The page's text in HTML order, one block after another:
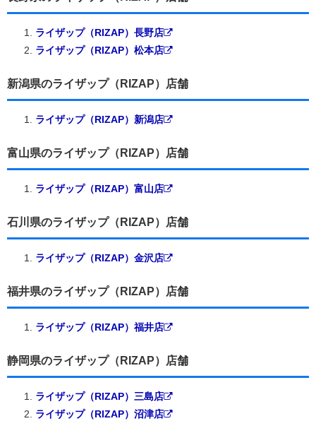
ライザップ（RIZAP）長野店
ライザップ（RIZAP）松本店
新潟県のライザップ（RIZAP）店舗
ライザップ（RIZAP）新潟店
富山県のライザップ（RIZAP）店舗
ライザップ（RIZAP）富山店
石川県のライザップ（RIZAP）店舗
ライザップ（RIZAP）金沢店
福井県のライザップ（RIZAP）店舗
ライザップ（RIZAP）福井店
静岡県のライザップ（RIZAP）店舗
ライザップ（RIZAP）三島店
ライザップ（RIZAP）沼津店